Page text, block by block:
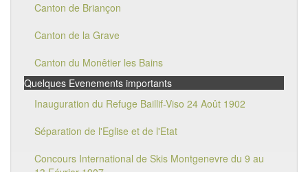
Canton de Briançon
Canton de la Grave
Canton du Monêtier les Bains
Quelques Evenements importants
Inauguration du Refuge Baillif-Viso 24 Août 1902
Séparation de l'Eglise et de l'Etat
Concours International de Skis Montgenevre du 9 au